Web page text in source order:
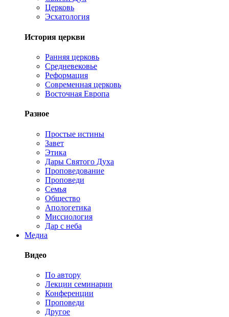
Церковь
Эсхатология
История церкви
Ранняя церковь
Средневековье
Реформация
Современная церковь
Восточная Европа
Разное
Простые истины
Завет
Этика
Дары Святого Духа
Проповедование
Проповеди
Семья
Общество
Апологетика
Миссиология
Дар с неба
Медиа
Видео
По автору
Лекции семинарии
Конференции
Проповеди
Другое